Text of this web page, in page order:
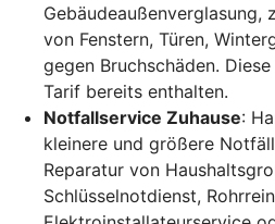
Gebäudeaußenverglasung,
von Fenstern, Türen,
gegen Bruchschäden.
Tarif bereits enthalten.
Notfallservice Zuhause:
kleinere und größere
Reparatur von
Schlüsselnotdienst,